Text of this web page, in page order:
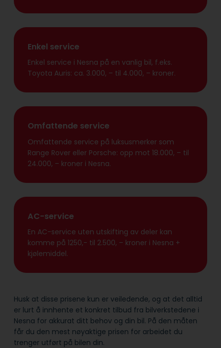
Enkel service
Enkel service i Nesna på en vanlig bil, f.eks.
Toyota Auris: ca. 3.000, – til 4.000, – kroner.
Omfattende service
Omfattende service på luksusmerker som
Range Rover eller Porsche: opp mot 18.000, – til
24.000, – kroner i Nesna.
AC-service
En AC-service uten utskifting av deler kan
komme på 1250,- til 2.500, – kroner i Nesna +
kjølemiddel.
Husk at disse prisene kun er veiledende, og at det alltid
er lurt å innhente et konkret tilbud fra bilverkstedene i
Nesna for akkurat ditt behov og din bil. På den måten
får du den mest nøyaktige prisen for arbeidet du
trenger utført på bilen din.